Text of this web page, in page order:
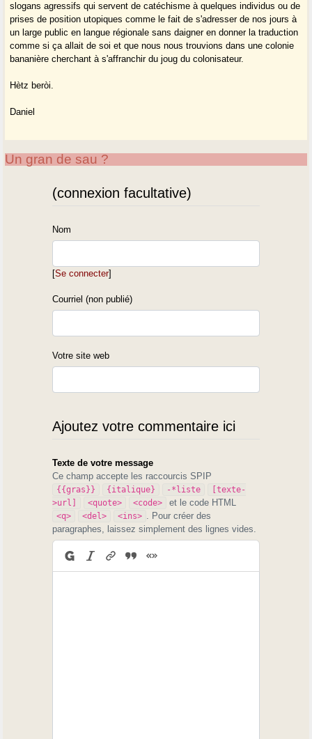
slogans agressifs qui servent de catéchisme à quelques individus ou de
prises de position utopiques comme le fait de s'adresser de nos jours à
un large public en langue régionale sans daigner en donner la traduction
comme si ça allait de soi et que nous nous trouvions dans une colonie
bananière cherchant à s'affranchir du joug du colonisateur.
Hètz beròi.
Daniel
Un gran de sau ?
(connexion facultative)
Nom
[Se connecter]
Courriel (non publié)
Votre site web
Ajoutez votre commentaire ici
Texte de votre message
Ce champ accepte les raccourcis SPIP
{{gras}} {italique} -*liste
[texte-
>url]
<quote> <code> et le code HTML
<q> <del> <ins>
. Pour créer des
paragraphes, laissez simplement des lignes vides.